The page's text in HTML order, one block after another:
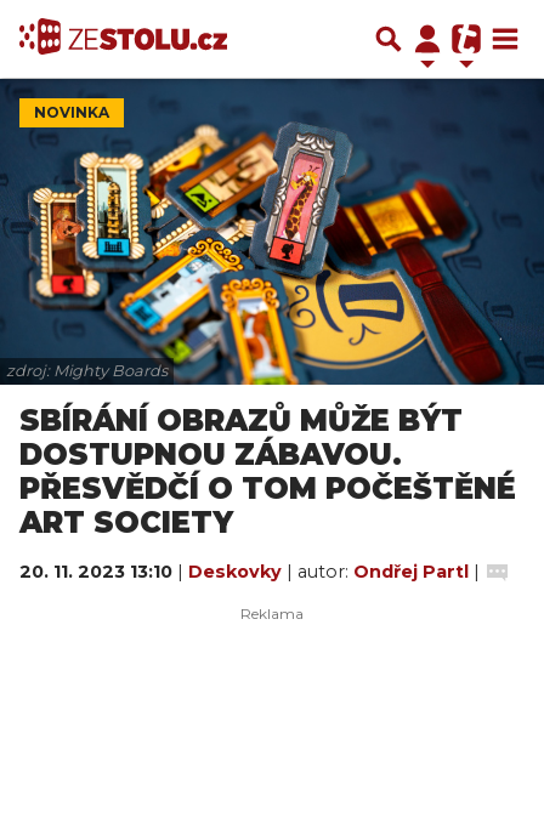
NOVINKA
zdroj: Mighty Boards
SBÍRÁNÍ OBRAZŮ MŮŽE BÝT
DOSTUPNOU ZÁBAVOU.
PŘESVĚDČÍ O TOM POČEŠTĚNÉ
ART SOCIETY
20. 11. 2023 13:10 | Deskovky | autor: Ondřej Partl |